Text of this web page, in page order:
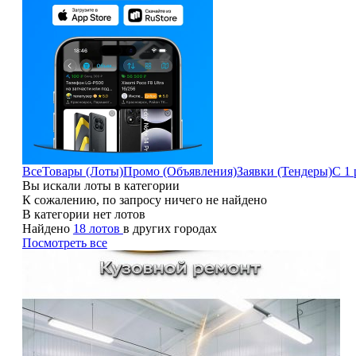
ВсеТовары (Лоты)Промо (Объявления)Заявки (Тендеры)С 1
Вы искали лоты в категории
К сожалению, по запросу ничего не найдено
В категории нет лотов
Найдено 18 лотов в других городах
Посмотреть все